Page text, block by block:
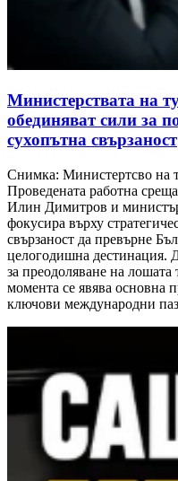
Министерствата на
обединяват сили за
сухопътна свързаност
Снимка: Министертсво на
Проведената работна
Илин Димитров и
фокусира върху
свързаност да превърне
целогодишна дестинация.
за преодоляване на лошата
момента се явява основна
ключови международни